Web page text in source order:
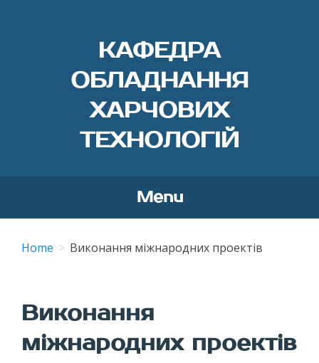
КАФЕДРА
ОБЛАДНАННЯ
ХАРЧОВИХ
ТЕХНОЛОГІЙ
Menu
content
Home Виконання міжнародних проектів
Виконання
міжнародних проектів